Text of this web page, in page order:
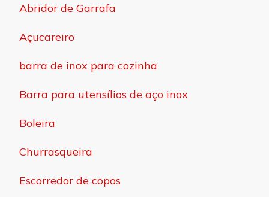
Abridor de Garrafa
Açucareiro
barra de inox para cozinha
Barra para utensílios de aço inox
Boleira
Churrasqueira
Escorredor de copos